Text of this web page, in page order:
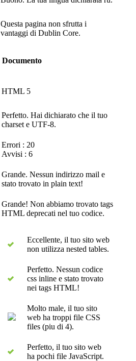
Questa pagina non sfrutta i
vantaggi di Dublin Core.
Documento
HTML 5
Perfetto. Hai dichiarato che il tuo
charset e UTF-8.
Errori : 20
Avvisi : 6
Grande. Nessun indirizzo mail e
stato trovato in plain text!
Grande! Non abbiamo trovato tags
HTML deprecati nel tuo codice.
Eccellente, il tuo sito web
non utilizza nested tables.
Perfetto. Nessun codice
css inline e stato trovato
nei tags HTML!
Molto male, il tuo sito
web ha troppi file CSS
files (piu di 4).
Perfetto, il tuo sito web
ha pochi file JavaScript.